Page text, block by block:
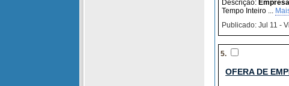
Descrição:
Tempo Inteiro ...
Publicado: Jul 11 -
5.
OFERA DE